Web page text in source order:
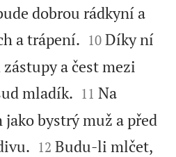
dobrou rádkyní a
a trápení. 

10 Díky ní
a čest mezi
mladík. 

11 Na
bystrý muž a před


12 Budu-li mlčet,